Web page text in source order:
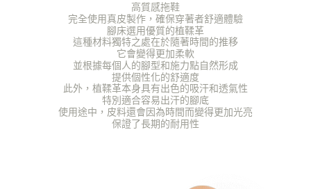
高質感拖鞋
完全使用真皮製作，確保穿著者舒適體驗
腳床選用優質的植鞣革
這種材料獨特之處在於隨著時間的推移
它會變得更加柔軟
並根據每個人的腳型和施力點自然形成
提供個性化的舒適度
此外，植鞣革本身具有出色的吸汗和透氣性
特別適合容易出汗的腳底
使用途中，皮料還會因為時間而變得更加光亮
保證了長期的耐用性